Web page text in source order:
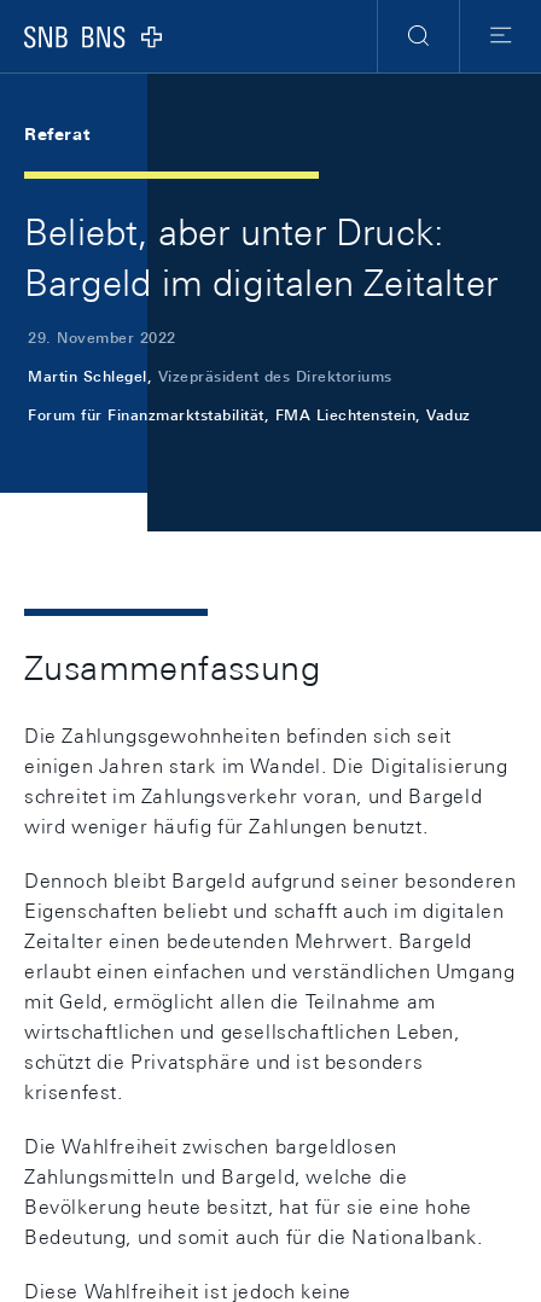
Logo
Suche
Menu
Referat
Beliebt, aber unter Druck:
Bargeld im digitalen Zeitalter
29. November 2022
Martin Schlegel, Vizepräsident des Direktoriums
Forum für Finanzmarktstabilität, FMA Liechtenstein, Vaduz
Zusammenfassung
Die Zahlungsgewohnheiten befinden sich seit
einigen Jahren stark im Wandel. Die Digitalisierung
schreitet im Zahlungsverkehr voran, und Bargeld
wird weniger häufig für Zahlungen benutzt.
Dennoch bleibt Bargeld aufgrund seiner besonderen
Eigenschaften beliebt und schafft auch im digitalen
Zeitalter einen bedeutenden Mehrwert. Bargeld
erlaubt einen einfachen und verständlichen Umgang
mit Geld, ermöglicht allen die Teilnahme am
wirtschaftlichen und gesellschaftlichen Leben,
schützt die Privatsphäre und ist besonders
krisenfest.
Die Wahlfreiheit zwischen bargeldlosen
Zahlungsmitteln und Bargeld, welche die
Bevölkerung heute besitzt, hat für sie eine hohe
Bedeutung, und somit auch für die Nationalbank.
Diese Wahlfreiheit ist jedoch keine